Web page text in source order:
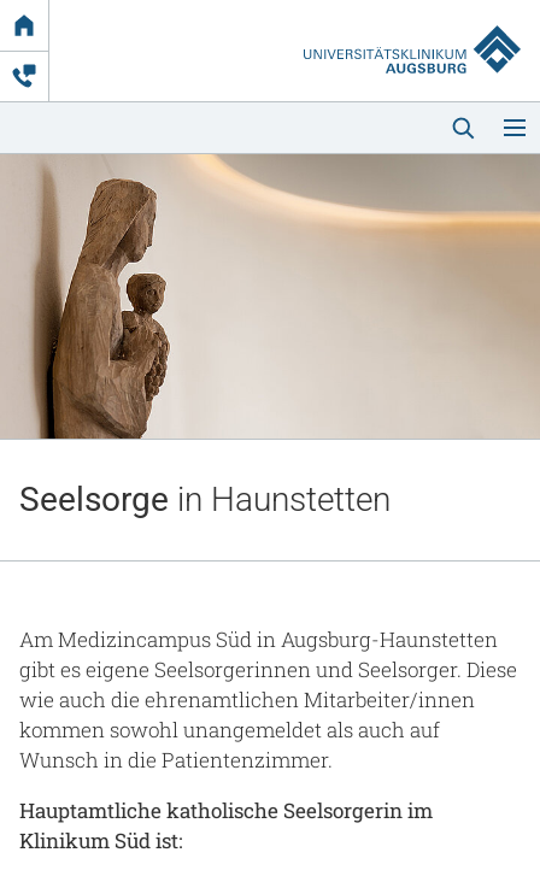
Link
zur
Startseite
Startseite
Kliniken & Einrichtungen
Beruf & Karriere
Seelsorge in Haunstetten
Am Medizincampus Süd in Augsburg-Haunstetten
gibt es eigene Seelsorgerinnen und Seelsorger. Diese
wie auch die ehrenamtlichen Mitarbeiter/innen
kommen sowohl unangemeldet als auch auf
Wunsch in die Patientenzimmer.
Hauptamtliche katholische Seelsorgerin im
Klinikum Süd ist: